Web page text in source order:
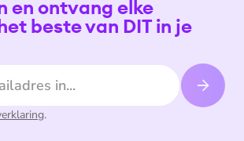
en ontvang elke
beste van DIT in je
.